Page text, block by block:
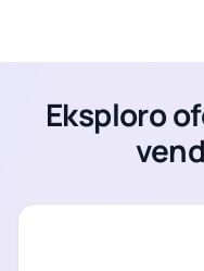
Eksploro